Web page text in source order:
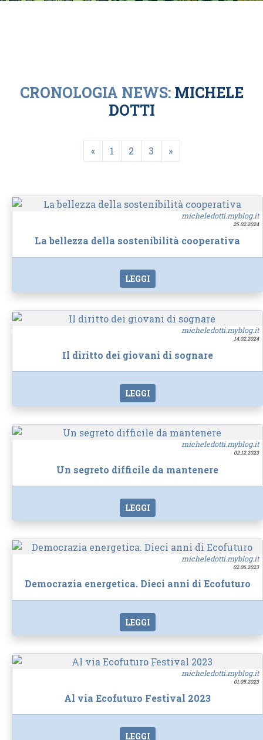
CRONOLOGIA NEWS: MICHELE
DOTTI
« 1 2 3 »
micheledotti.myblog.it
25.02.2024
La bellezza della sostenibilità cooperativa
LEGGI
micheledotti.myblog.it
14.02.2024
Il diritto dei giovani di sognare
LEGGI
micheledotti.myblog.it
02.12.2023
Un segreto difficile da mantenere
LEGGI
micheledotti.myblog.it
02.06.2023
Democrazia energetica. Dieci anni di Ecofuturo
LEGGI
micheledotti.myblog.it
01.05.2023
Al via Ecofuturo Festival 2023
LEGGI